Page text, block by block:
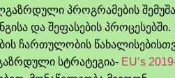
პროგრამების
და შეფასების პროცესებში.
ჩართულობის
სტრატეგია- EU’s